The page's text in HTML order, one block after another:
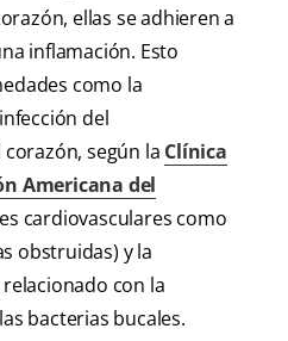
ellas se adhieren a
inflamación. Esto
como la
del
según la Clínica
Americana del
cardiovasculares como
obstruidas) y la
con la
bacterias bucales.